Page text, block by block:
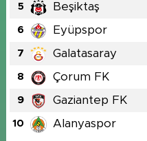
5 Beşiktaş
6 Eyüpspor
7 Galatasaray
8 Çorum FK
9 Gaziantep FK
10 Alanyaspor